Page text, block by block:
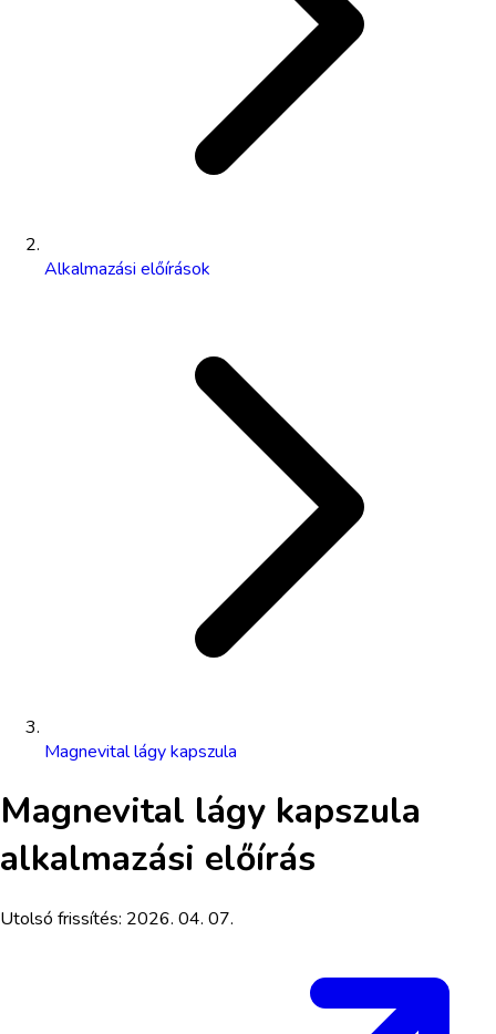
Alkalmazási előírások
Magnevital lágy kapszula
Magnevital lágy kapszula
alkalmazási előírás
Utolsó frissítés: 2026. 04. 07.